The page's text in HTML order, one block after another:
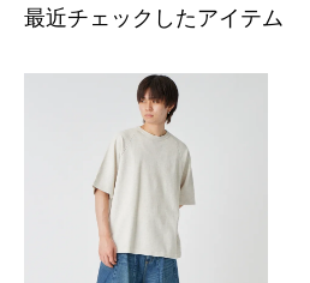
最近チェックしたアイテム